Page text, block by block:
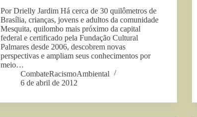
Por Drielly Jardim Há cerca de 30 quilômetros de
Brasília, crianças, jovens e adultos da comunidade
Mesquita, quilombo mais próximo da capital
federal e certificado pela Fundação Cultural
Palmares desde 2006, descobrem novas
perspectivas e ampliam seus conhecimentos por
meio…
CombateRacismoAmbiental
6 de abril de 2012